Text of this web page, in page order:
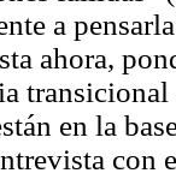
a
ahora,
en la
con